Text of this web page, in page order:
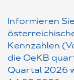
Informieren
Kennzahlen
die OeKB
Quartal 2026